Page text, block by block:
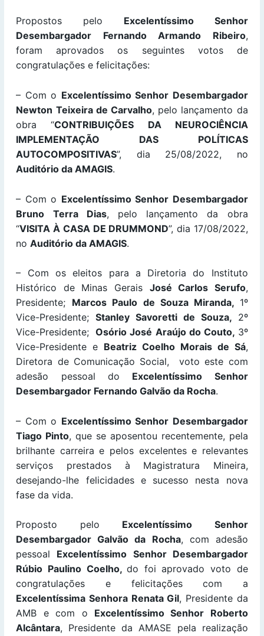
Propostos pelo Excelentíssimo Senhor
Desembargador Fernando Armando Ribeiro,
foram aprovados os seguintes votos de
congratulações e felicitações:
– Com o Excelentíssimo Senhor Desembargador
Newton Teixeira de Carvalho, pelo lançamento da
obra “CONTRIBUIÇÕES DA NEUROCIÊNCIA
IMPLEMENTAÇÃO DAS POLÍTICAS
AUTOCOMPOSITIVAS”, dia 25/08/2022, no
Auditório da AMAGIS.
– Com o Excelentíssimo Senhor Desembargador
Bruno Terra Dias, pelo lançamento da obra
“VISITA À CASA DE DRUMMOND”, dia 17/08/2022,
noAuditório da AMAGIS.
– Com os eleitos para a Diretoria do Instituto
Histórico de Minas Gerais José Carlos Serufo,
Presidente; Marcos Paulo de Souza Miranda, 1º
Vice-Presidente; Stanley Savoretti de Souza, 2º
Vice-Presidente; Osório José Araújo do Couto, 3º
Vice-Presidente e Beatriz Coelho Morais de Sá,
Diretora de Comunicação Social, voto este com
adesão pessoal do Excelentíssimo Senhor
Desembargador Fernando Galvão da Rocha.
– Com o Excelentíssimo Senhor Desembargador
Tiago Pinto, que se aposentou recentemente, pela
brilhante carreira e pelos excelentes e relevantes
serviços prestados à Magistratura Mineira,
desejando-lhe felicidades e sucesso nesta nova
fase da vida.
Proposto pelo Excelentíssimo Senhor
Desembargador Galvão da Rocha, com adesão
pessoal Excelentíssimo Senhor Desembargador
Rúbio Paulino Coelho,do foi aprovado voto de
congratulações e felicitações com a
Excelentíssima Senhora Renata Gil, Presidente da
AMB e com o Excelentíssimo Senhor Roberto
Alcântara, Presidente da AMASE pela realização